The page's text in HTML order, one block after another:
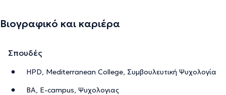
Βιογραφικό και καριέρα
Σπουδές
HPD, Mediterranean College, Συμβουλευτική Ψυχολογία
BA, E-campus, Ψυχολογιας